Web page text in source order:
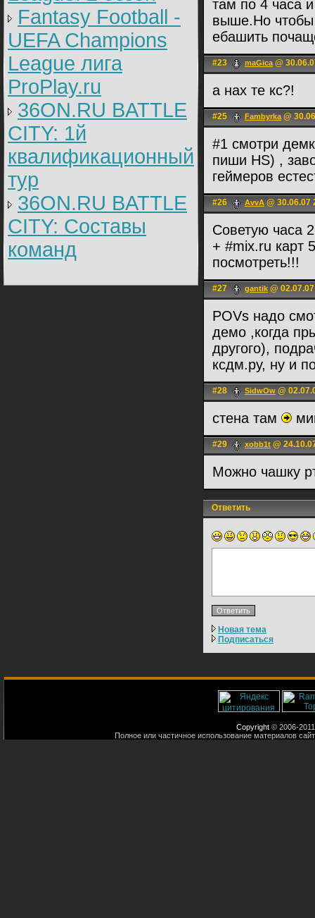
Fantasy Football -
UEFA Champions
League лига
ProPlay.ru
36ON.RU BATTLE
CITY: 1й
квалификационный
тур
36ON.RU BATTLE
CITY: Составы
команд
там по 4 часа
выше.Но чтобы
ебашить
#23 maGica@
а нах те кс?!
#25 Fambyrka@
#1 смотри
пиши HS) ,
геймеров
#26 AvvA @ 30.06.07
Советую часа
+ #mix.ru карт
посмотреть!!!
#27 gantik @
POVs надо
демо ,когда
другого),
ксдм.ру, ну и
#28 SidwOw @
стена там
#29 xobb1t @
Можно чашку
Ответить
Новая тема
Подписаться
Copyright © 2006-
Полное или частичное использование материалов